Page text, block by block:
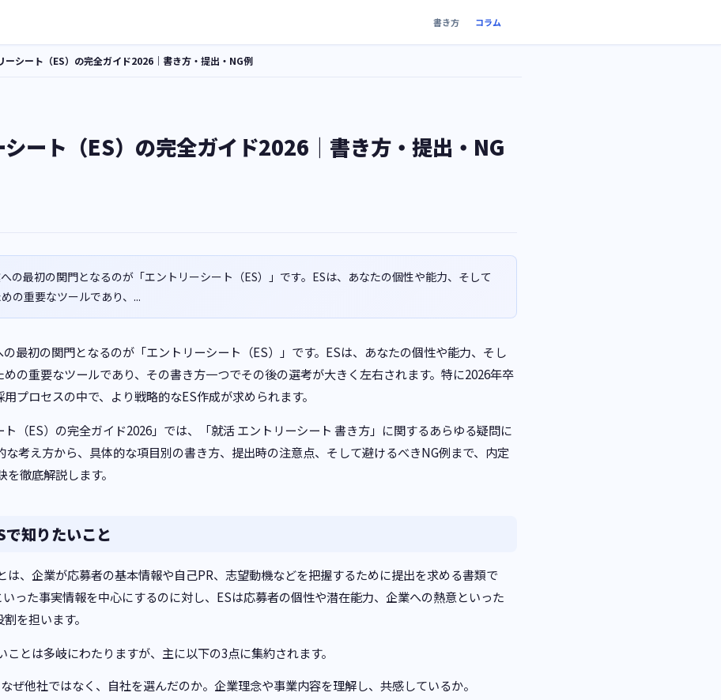
書き方 コラム
ーシート（ES）の完全ガイド2026｜書き方・提出・NG例
ート（ES）の完全ガイド2026｜書き方・提出・NG
の最初の関門となるのが「エントリーシート（ES）」です。ESは、あなたの個性や能力、そして
の重要なツールであり、...
最初の関門となるのが「エントリーシート（ES）」です。ESは、あなたの個性や能力、そし
の重要なツールであり、その書き方一つでその後の選考が大きく左右されます。特に2026年卒
プロセスの中で、より戦略的なES作成が求められます。
（ES）の完全ガイド2026」では、「就活 エントリーシート 書き方」に関するあらゆる疑問に
な考え方から、具体的な項目別の書き方、提出時の注意点、そして避けるべきNG例まで、内定
徹底解説します。
で知りたいこと
は、企業が応募者の基本情報や自己PR、志望動機などを把握するために提出を求める書類で
った事実情報を中心にするのに対し、ESは応募者の個性や潜在能力、企業への熱意といった
を担います。
とは多岐にわたりますが、主に以下の3点に集約されます。
なぜ他社ではなく、自社を選んだのか。企業理念や事業内容を理解し、共感しているか。